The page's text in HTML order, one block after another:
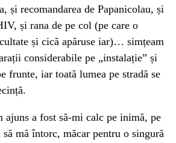
și recomandarea de Papanicolau, și
și rana de pe col (pe care o
și cică apăruse iar)… simțeam
considerabile pe „instalație” și
frunte, iar toată lumea pe stradă se
ajuns a fost să-mi calc pe inimă, pe
mă întorc, măcar pentru o singură